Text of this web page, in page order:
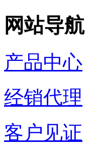
网站导航
产品中心
经销代理
客户见证